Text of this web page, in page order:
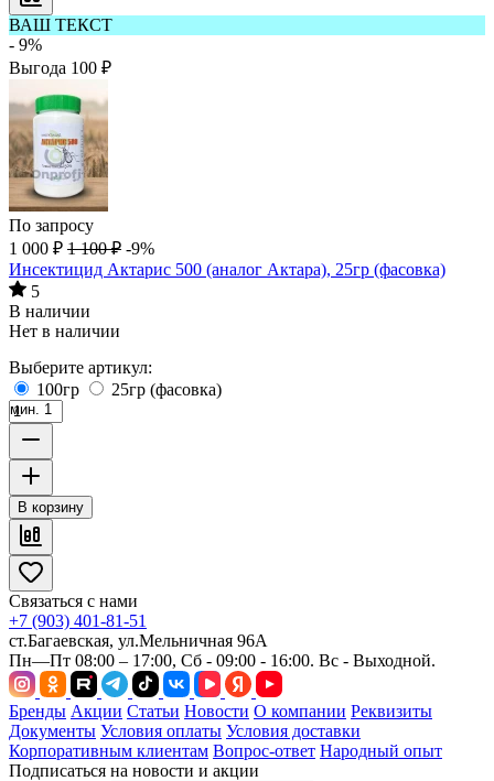
ВАШ ТЕКСТ
- 9%
Выгода 100 ₽
По запросу
1 000 ₽ 1 100 ₽ -9%
Инсектицид Актарис 500 (аналог Актара), 25гр (фасовка)
5
В наличии
Нет в наличии
Выберите артикул:
100гр
25гр (фасовка)
мин. 1
В корзину
Связаться с нами
+7 (903) 401-81-51
ст.Багаевская, ул.Мельничная 96А
Пн—Пт 08:00 – 17:00, Сб - 09:00 - 16:00. Вс - Выходной.
Бренды Акции Статьи Новости О компании Реквизиты
Документы Условия оплаты Условия доставки
Корпоративным клиентам Вопрос-ответ Народный опыт
Подписаться на новости и акции